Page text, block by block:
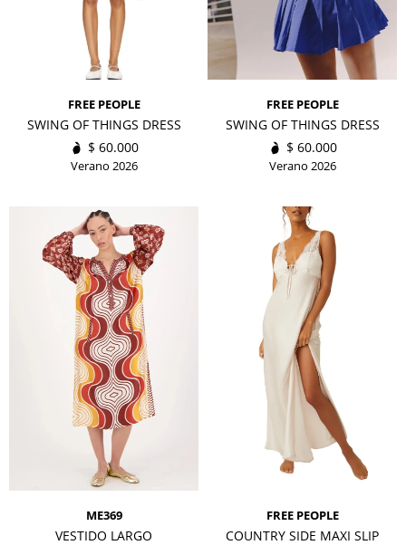
FREE PEOPLE
SWING OF THINGS DRESS
$ 60.000
Verano 2026
FREE PEOPLE
SWING OF THINGS DRESS
$ 60.000
Verano 2026
ME369
VESTIDO LARGO
FREE PEOPLE
COUNTRY SIDE MAXI SLIP